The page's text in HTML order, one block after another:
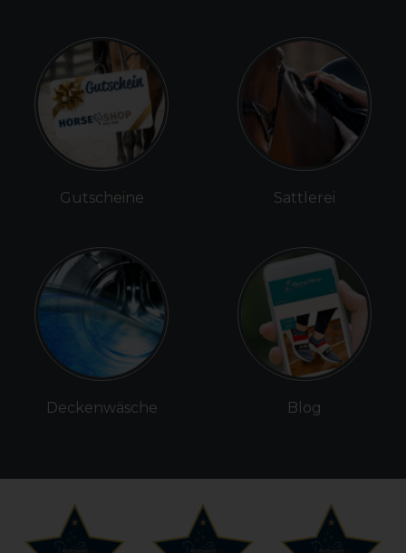
Gutscheine
Deckenwäsche
Sattlerei
Blog